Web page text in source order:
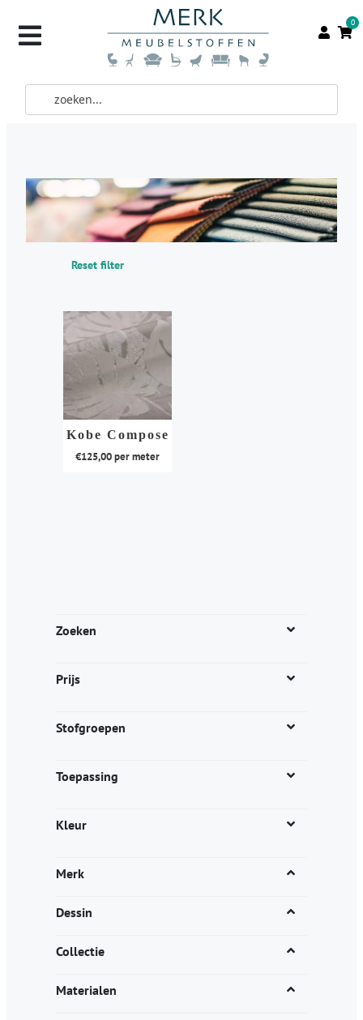
0
Zoeken
Prijs
Stofgroepen
Toepassing
Kleur
Merk
Dessin
Collectie
Materialen
Reset filter
Kobe Compose
€125,00per meter
kan
op
productpagina